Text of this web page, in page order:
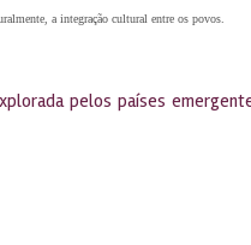
a integração cultural entre os povos.
pelos países